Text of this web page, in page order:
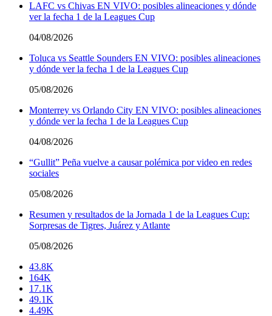
LAFC vs Chivas EN VIVO: posibles alineaciones y dónde
ver la fecha 1 de la Leagues Cup
04/08/2026
Toluca vs Seattle Sounders EN VIVO: posibles alineaciones
y dónde ver la fecha 1 de la Leagues Cup
05/08/2026
Monterrey vs Orlando City EN VIVO: posibles alineaciones
y dónde ver la fecha 1 de la Leagues Cup
04/08/2026
“Gullit” Peña vuelve a causar polémica por video en redes
sociales
05/08/2026
Resumen y resultados de la Jornada 1 de la Leagues Cup:
Sorpresas de Tigres, Juárez y Atlante
05/08/2026
43.8K
164K
17.1K
49.1K
4.49K